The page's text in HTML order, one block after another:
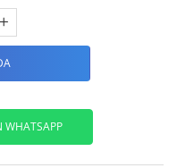
WHATSAPP